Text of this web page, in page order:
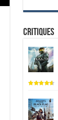
Critiques